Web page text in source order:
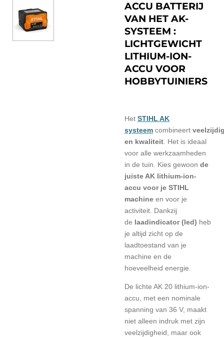
ACCU BATTERIJ
VAN HET AK-
SYSTEEM :
LICHTGEWICHT
LITHIUM-ION-
ACCU VOOR
HOBBYTUINIERS
Het STIHL AK
systeem combineert
en kwaliteit . Het is ideaal
voor alle werkzaamheden
in de tuin. Kies gewoon de
juiste AK lithium-ion-
accu voor je STIHL
machine en voor je
activiteit. Dankzij
de laadindicator (led) heb
je altijd zicht op de
laadtoestand van je
machine en de
hoeveelheid energie.
De lichte AK 20 lithium-ion-
accu, met een nominale
spanning van 36 V, maakt
niet alleen indruk met zijn
veelzijdigheid, maar ook